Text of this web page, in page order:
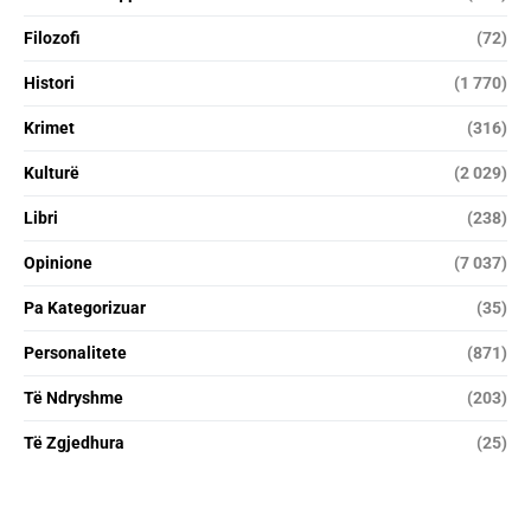
Filozofi (72)
Histori (1 770)
Krimet (316)
Kulturë (2 029)
Libri (238)
Opinione (7 037)
Pa Kategorizuar (35)
Personalitete (871)
Të Ndryshme (203)
Të Zgjedhura (25)